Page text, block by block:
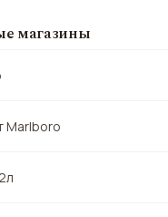
магазины
Marlboro